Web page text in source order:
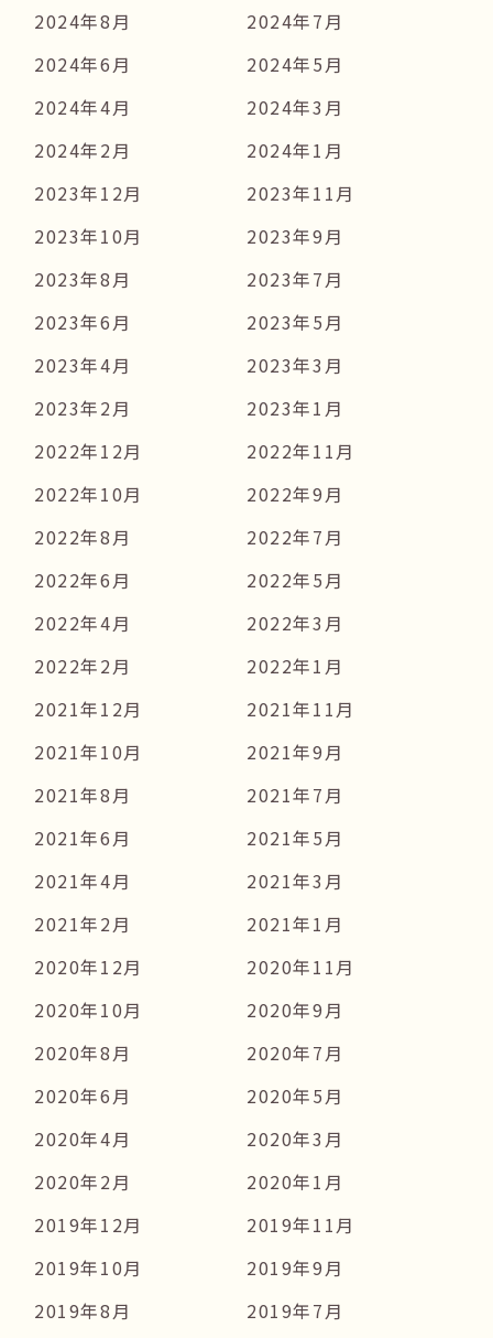
2024年8月
2024年7月
2024年6月
2024年5月
2024年4月
2024年3月
2024年2月
2024年1月
2023年12月
2023年11月
2023年10月
2023年9月
2023年8月
2023年7月
2023年6月
2023年5月
2023年4月
2023年3月
2023年2月
2023年1月
2022年12月
2022年11月
2022年10月
2022年9月
2022年8月
2022年7月
2022年6月
2022年5月
2022年4月
2022年3月
2022年2月
2022年1月
2021年12月
2021年11月
2021年10月
2021年9月
2021年8月
2021年7月
2021年6月
2021年5月
2021年4月
2021年3月
2021年2月
2021年1月
2020年12月
2020年11月
2020年10月
2020年9月
2020年8月
2020年7月
2020年6月
2020年5月
2020年4月
2020年3月
2020年2月
2020年1月
2019年12月
2019年11月
2019年10月
2019年9月
2019年8月
2019年7月